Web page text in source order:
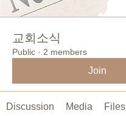
교회소식
Public · 2 members
Join
Discussion Media Files